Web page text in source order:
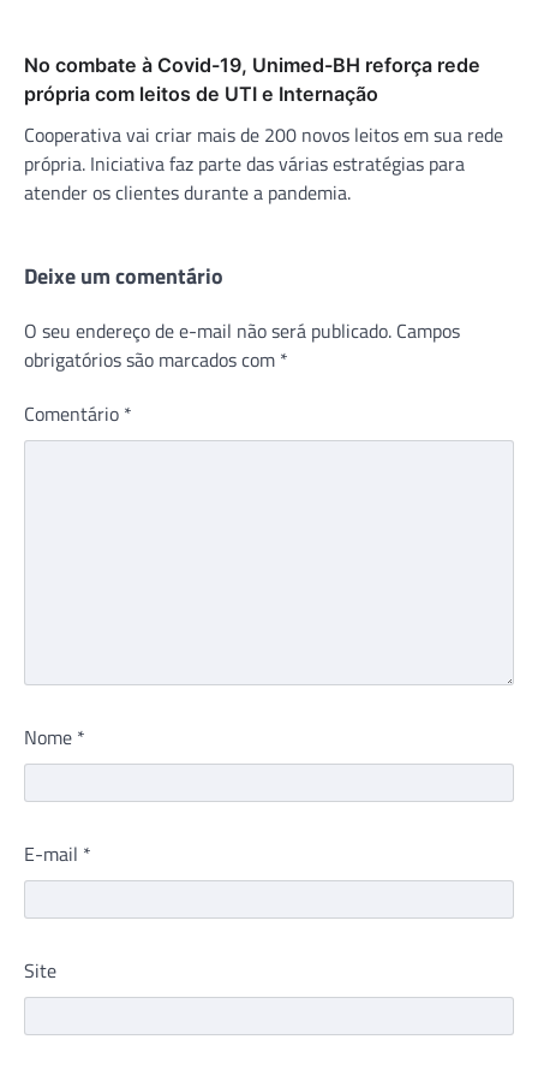
No combate à Covid-19, Unimed-BH reforça rede
própria com leitos de UTI e Internação
Cooperativa vai criar mais de 200 novos leitos em sua rede
própria. Iniciativa faz parte das várias estratégias para
atender os clientes durante a pandemia.
Deixe um comentário
O seu endereço de e-mail não será publicado. Campos
obrigatórios são marcados com *
Comentário *
Nome *
E-mail *
Site